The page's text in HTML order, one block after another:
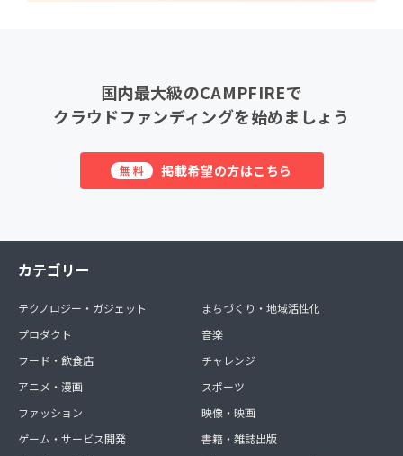
国内最大級のCAMPFIREで
クラウドファンディングを始めましょう
無料 掲載希望の方はこちら
カテゴリー
テクノロジー・ガジェット
プロダクト
フード・飲食店
アニメ・漫画
ファッション
ゲーム・サービス開発
まちづくり・地域活性化
音楽
チャレンジ
スポーツ
映像・映画
書籍・雑誌出版